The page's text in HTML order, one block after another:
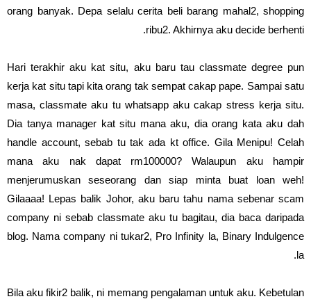
orang banyak. Depa selalu cerita beli barang mahal2, shopping
ribu2. Akhirnya aku decide berhenti.
Hari terakhir aku kat situ, aku baru tau classmate degree pun
kerja kat situ tapi kita orang tak sempat cakap pape. Sampai satu
masa, classmate aku tu whatsapp aku cakap stress kerja situ.
Dia tanya manager kat situ mana aku, dia orang kata aku dah
handle account, sebab tu tak ada kt office. Gila Menipu! Celah
mana aku nak dapat rm100000? Walaupun aku hampir
menjerumuskan seseorang dan siap minta buat loan weh!
Gilaaaa! Lepas balik Johor, aku baru tahu nama sebenar scam
company ni sebab classmate aku tu bagitau, dia baca daripada
blog. Nama company ni tukar2, Pro Infinity la, Binary Indulgence
la.
Bila aku fikir2 balik, ni memang pengalaman untuk aku. Kebetulan